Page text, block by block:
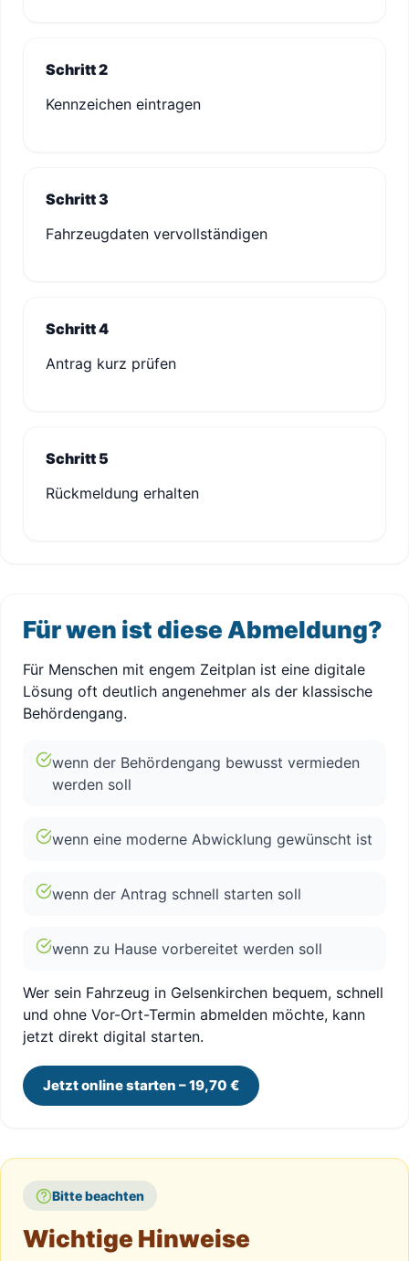
Schritt 2
Kennzeichen eintragen
Schritt 3
Fahrzeugdaten vervollständigen
Schritt 4
Antrag kurz prüfen
Schritt 5
Rückmeldung erhalten
Für wen ist diese Abmeldung?
Für Menschen mit engem Zeitplan ist eine digitale
Lösung oft deutlich angenehmer als der klassische
Behördengang.
wenn der Behördengang bewusst vermieden
werden soll
wenn eine moderne Abwicklung gewünscht ist
wenn der Antrag schnell starten soll
wenn zu Hause vorbereitet werden soll
Wer sein Fahrzeug in Gelsenkirchen bequem, schnell
und ohne Vor-Ort-Termin abmelden möchte, kann
jetzt direkt digital starten.
Jetzt online starten – 19,70 €
Bitte beachten
Wichtige Hinweise